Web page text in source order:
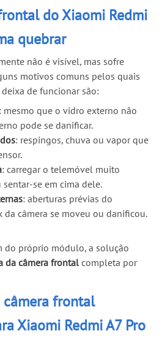
do Xiaomi Redmi
quebrar
não é visível, mas sofre
motivos comuns pelos quais
deixa de funcionar são:
mesmo que o vidro externo não
pode se danificar.
: respingos, chuva ou vapor que
: carregar o telemóvel muito
se em cima dele.
: aberturas prévias do
câmera se moveu ou danificou.
do próprio módulo, a solução
da câmera frontalcompleta por
câmera frontal
Xiaomi Redmi A7 Pro